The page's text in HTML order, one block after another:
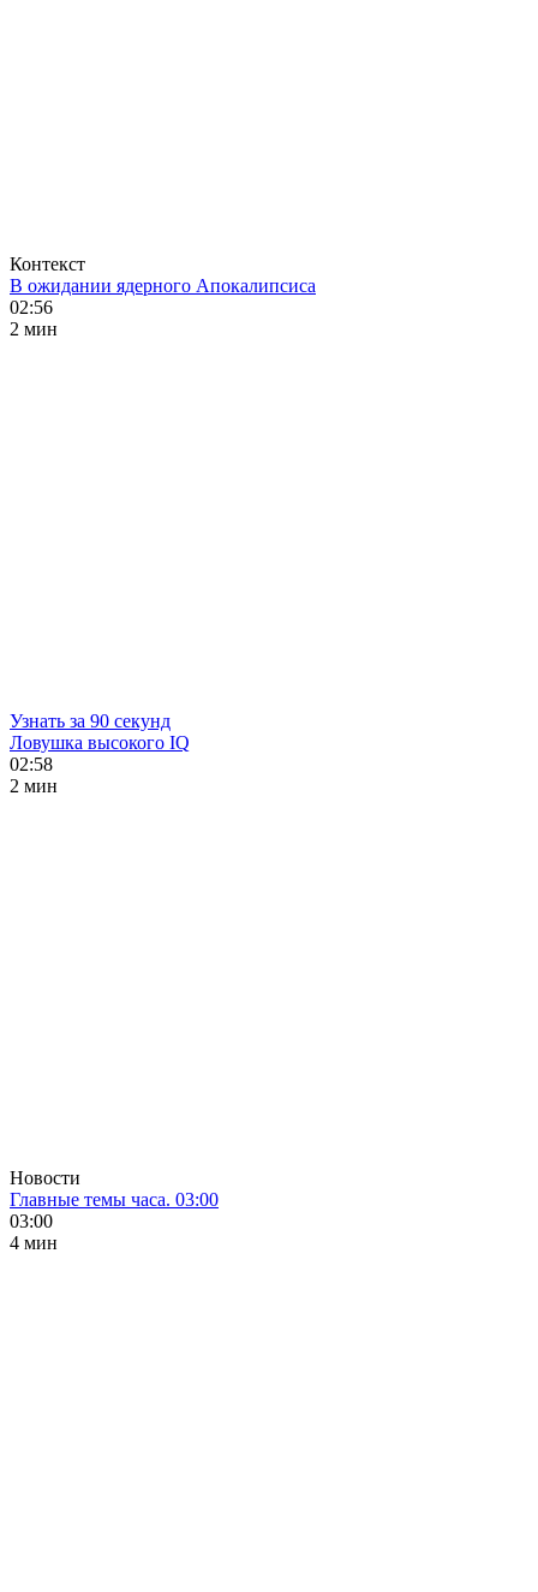
Контекст
В ожидании ядерного Апокалипсиса
02:56
2 мин
Узнать за 90 секунд
Ловушка высокого IQ
02:58
2 мин
Новости
Главные темы часа. 03:00
03:00
4 мин